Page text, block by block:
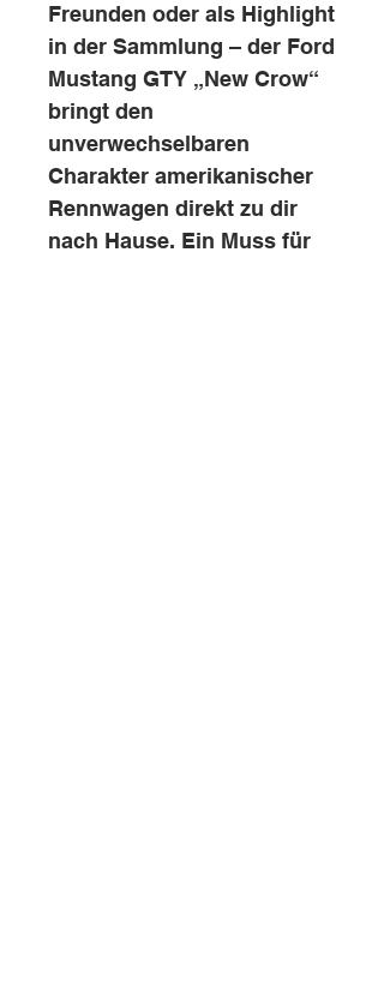
Freunden oder als Highlight
in der Sammlung – der Ford
Mustang GTY „New Crow“
bringt den
unverwechselbaren
Charakter amerikanischer
Rennwagen direkt zu dir
nach Hause. Ein Muss für